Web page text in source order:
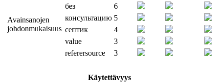
Avainsanojen
johdonmukaisuus
без
6
консультацию 5
септик
4
value
3
referersource
3
Käytettävyys